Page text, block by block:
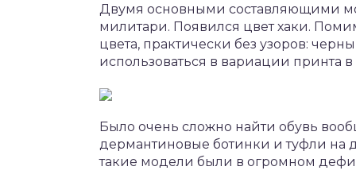
Двумя основными составляющими
милитари. Появился цвет хаки.
цвета, практически без узоров:
использоваться в вариации принта
Было очень сложно найти обувь
дермантиновые ботинки и туфли на
такие модели были в огромном